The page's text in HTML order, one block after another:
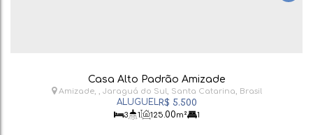
Casa Alto Padrão Amizade
R$ 5.500
Amizade , Jaraguá do Sul, Santa Catarina, Brasil
3 1 125 .00m² 1